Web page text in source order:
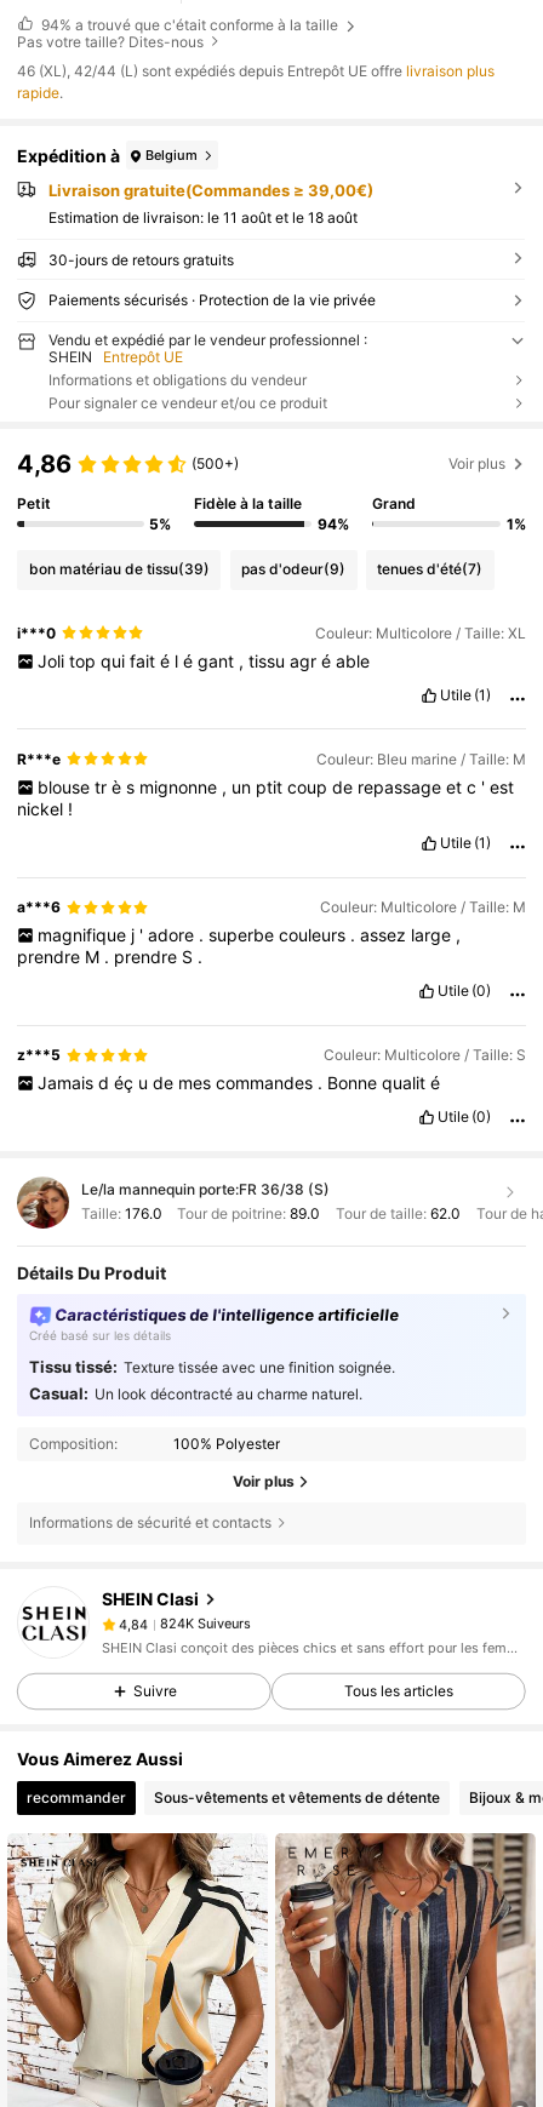
94% a trouvé que c'était conforme à la taille
Pas votre taille? Dites-nous
​46 (XL), 42/44 (L) sont expédiés depuis Entrepôt UE offre livraison plus
rapide.
Expédition à Belgium
Livraison gratuite(Commandes ≥ 39,00€)
Estimation de livraison: le 11 août et le 18 août
30-jours de retours gratuits
Paiements sécurisés · Protection de la vie privée
Vendu et expédié par le vendeur professionnel :
SHEIN
Entrepôt UE
Informations et obligations du vendeur
Pour signaler ce vendeur et/ou ce produit
4,86 (500+) Voir plus
Petit
5%
Fidèle à la taille
94%
Grand
1%
bon matériau de tissu(39) pas d'odeur(9) tenues d'été(7)
i***0 Couleur: Multicolore / Taille: XL
Joli top qui fait é l é gant , tissu agr é able
Utile (1)
R***e Couleur: Bleu marine / Taille: M
blouse tr è s mignonne , un ptit coup de repassage et c ' est
nickel !
Utile (1)
a***6 Couleur: Multicolore / Taille: M
magnifique j ' adore . superbe couleurs . assez large ,
prendre M . prendre S .
Utile (0)
z***5 Couleur: Multicolore / Taille: S
Jamais d éç u de mes commandes . Bonne qualit é
Utile (0)
Le/la mannequin porte:FR 36/38 (S)
Taille: 176.0 Tour de poitrine:89.0 Tour de taille: 62.0 Tour de
Détails Du Produit
Caractéristiques de l'intelligence artificielle
Créé basé sur les détails
Tissu tissé: Texture tissée avec une finition soignée.
Casual: Un look décontracté au charme naturel.
Composition: 100% Polyester
Voir plus
Informations de sécurité et contacts
SHEIN Clasi
4,84
824K Suiveurs
i***9 est en train de naviguer
4,84
824K Suiveurs
4,84 824K Suiveurs
4,84 824K Suiveurs
4,84
4,84 824K Suiveurs
4,84 824K Suiveurs
4,84 824K Suiveurs
824K Suiveurs
SHEIN Clasi conçoit des pièces chics et sans effort pour les femmes qui recherchent un look élevé.
Suivre Tous les articles
Vous Aimerez Aussi
recommander Sous-vêtements et vêtements de détente Bijoux &